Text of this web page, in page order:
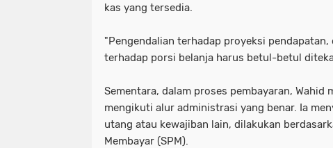
kas yang tersedia.
"Pengendalian terhadap proyeksi pendapatan,
terhadap porsi belanja harus betul-betul
Sementara, dalam proses pembayaran, Wahid
mengikuti alur administrasi yang benar. Ia
utang atau kewajiban lain, dilakukan
Membayar (SPM).